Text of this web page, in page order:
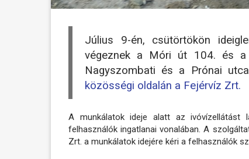
Július 9-én, csütörtökön
végeznek a Móri út 104. és a
Nagyszombati és a Prónai
közösségi oldalán a Fejérvíz Zrt.
A munkálatok ideje alatt az ivóvízellátást
felhasználók ingatlanai vonalában. A
Zrt. a munkálatok idejére kéri a felhasználók